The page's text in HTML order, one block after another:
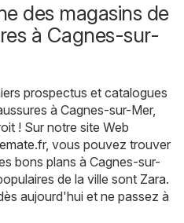
des magasins de
à Cagnes-sur-
prospectus et catalogues
à Cagnes-sur-Mer,
! Sur notre site Web
, vous pouvez trouver
bons plans à Cagnes-sur-
de la ville sont Zara.
aujourd'hui et ne passez à